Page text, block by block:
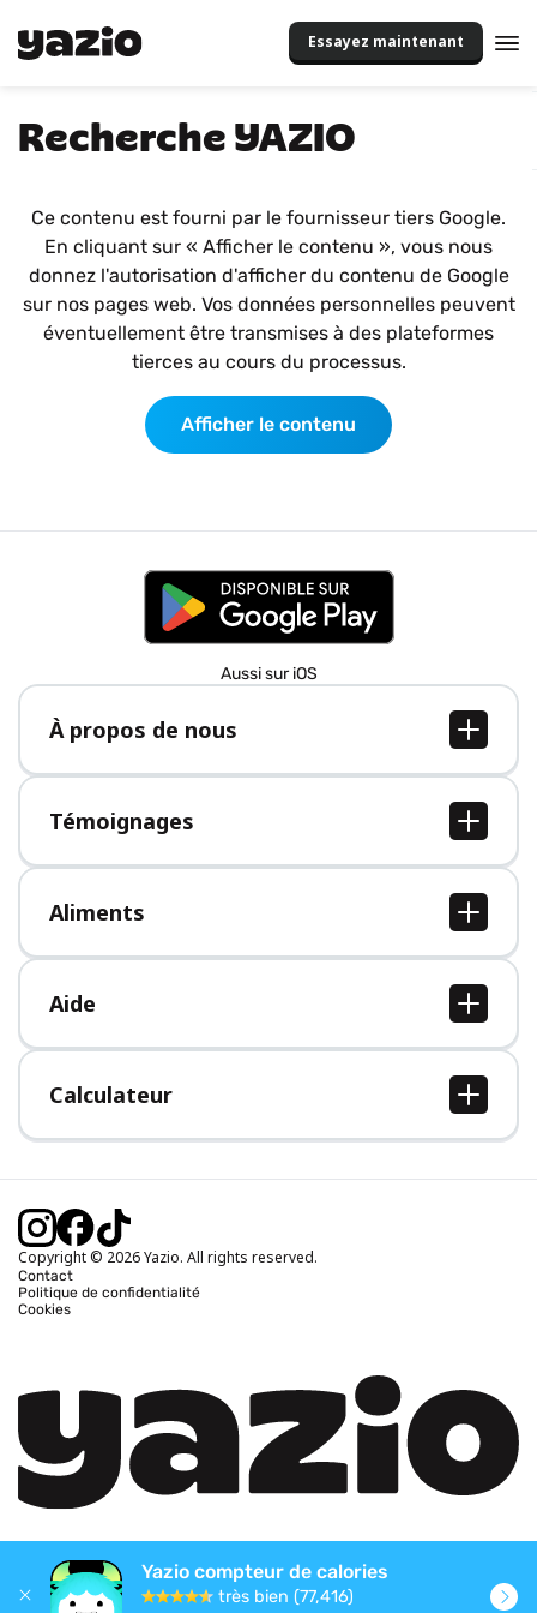
Essayez maintenant
Recherche YAZIO
Ce contenu est fourni par le fournisseur tiers Google.
En cliquant sur « Afficher le contenu », vous nous
donnez l'autorisation d'afficher du contenu de Google
sur nos pages web. Vos données personnelles peuvent
éventuellement être transmises à des plateformes
tierces au cours du processus.
Afficher le contenu
Aussi sur iOS
À propos de nous
À propos de nous
Postes
Presse
Témoignages
Tous les témoignages
Aliments
Tous les aliments
Aide
Centre d'aide
Calculateur
Calcul IMC
Calcul poids idéal
Calcul calories brûlées
Copyright © 2026 Yazio. All rights reserved.
Contact
Politique de confidentialité
Cookies
Yazio compteur de calories
très bien (77,416)